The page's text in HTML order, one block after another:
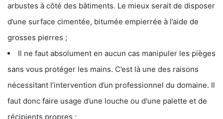
arbustes à côté des bâtiments. Le mieux serait de disposer
d’une surface cimentée, bitumée empierrée à l’aide de
grosses pierres ;
Il ne faut absolument en aucun cas manipuler les pièges
sans vous protéger les mains. C’est là une des raisons
nécessitant l’intervention d’un professionnel du domaine. Il
faut donc faire usage d’une louche ou d'une palette et de
récipients propres ;